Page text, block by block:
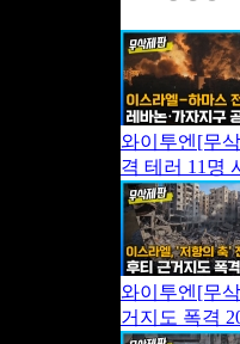
와이투엔[무
격 테러 11명
와이투엔[무
거지도 폭격